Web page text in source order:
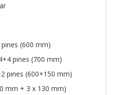
(600 mm)
pines (700 mm)
pines (600+150 mm)
mm + 3 x 130 mm)